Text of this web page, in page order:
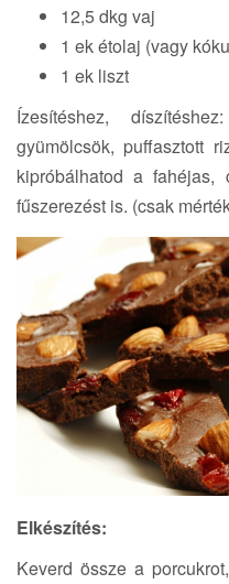
12,5 dkg vaj
1 ek étolaj (vagy
1 ek liszt
Ízesítéshez,
gyümölcsök, puffasztott
kipróbálhatod a fahéjas,
fűszerezést is. (csak
Elkészítés:
Keverd össze a